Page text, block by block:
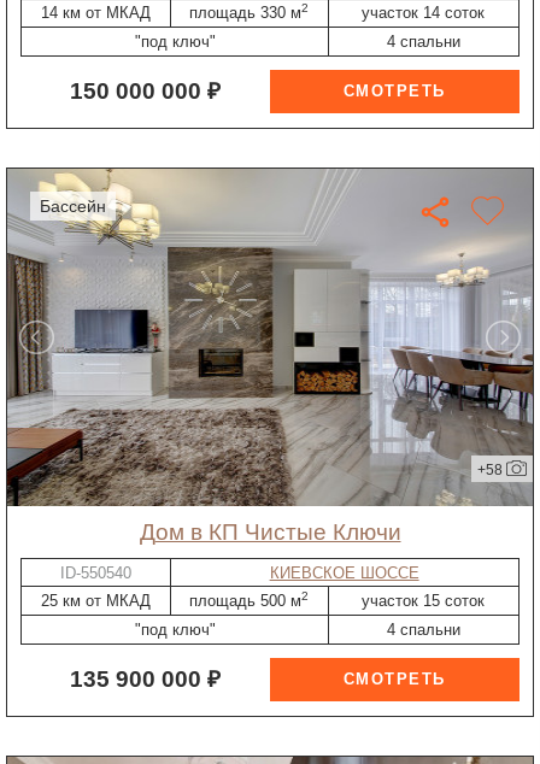
14 км от МКАД
площадь 330 м2
участок 14 соток
"под ключ"
4 спальни
150 000 000 ₽
бассейн
+58
дом в КП Чистые Ключи
ID-550540
КИЕВСКОЕ ШОССЕ
25 км от МКАД
площадь 500 м2
участок 15 соток
"под ключ"
4 спальни
135 900 000 ₽